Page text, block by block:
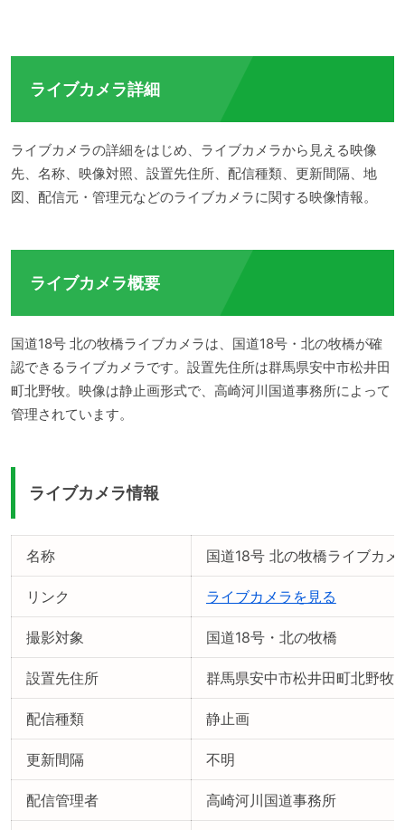
ライブカメラ詳細
ライブカメラの詳細をはじめ、ライブカメラから見える映像
先、名称、映像対照、設置先住所、配信種類、更新間隔、地
図、配信元・管理元などのライブカメラに関する映像情報。
ライブカメラ概要
国道18号 北の牧橋ライブカメラは、国道18号・北の牧橋が確
認できるライブカメラです。設置先住所は群馬県安中市松井田
町北野牧。映像は静止画形式で、高崎河川国道事務所によって
管理されています。
ライブカメラ情報
名称 国道18号 北の牧橋ライブカメ
リンク ライブカメラを見る
撮影対象 国道18号・北の牧橋
設置先住所 群馬県安中市松井田町北野牧
配信種類 静止画
更新間隔 不明
配信管理者 高崎河川国道事務所